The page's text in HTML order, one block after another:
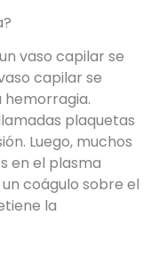
vaso capilar se
capilar se
hemorragia.
plaquetas
Luego, muchos
en el plasma
coágulo sobre el
la